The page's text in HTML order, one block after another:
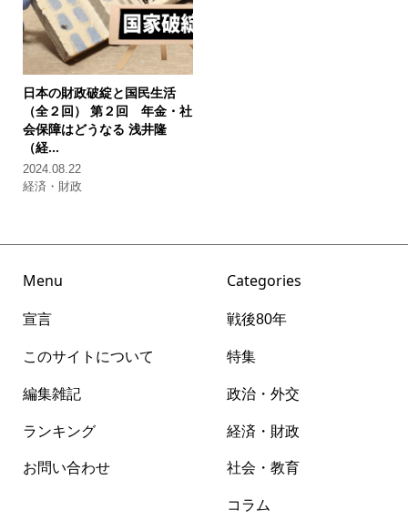
日本の財政破綻と国民生活
（全２回） 第２回 年金・社
会保障はどうなる 浅井隆
（経...
2024.08.22
経済・財政
Menu
宣言
このサイトについて
編集雑記
ランキング
お問い合わせ
Categories
戦後80年
特集
政治・外交
経済・財政
社会・教育
コラム